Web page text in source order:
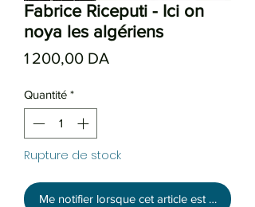
Fabrice Riceputi - Ici on
noya les algériens
1 200,00 DA
Quantité *
Rupture de stock
Me notifier lorsque cet article est disponible